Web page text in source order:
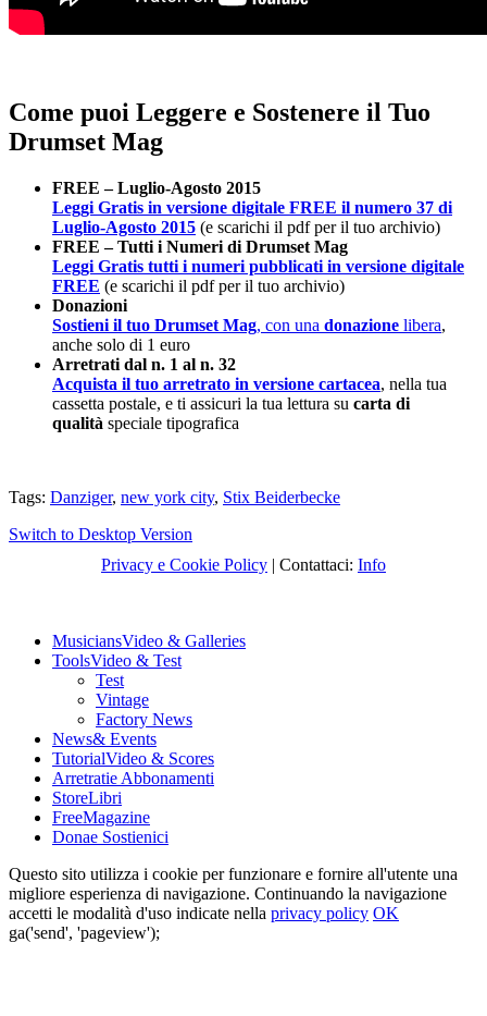
Come puoi Leggere e Sostenere il Tuo
Drumset Mag
FREE – Luglio-Agosto 2015
Leggi Gratis in versione digitale FREE il numero 37 di
Luglio-Agosto 2015 (e scarichi il pdf per il tuo archivio)
FREE – Tutti i Numeri di Drumset Mag
Leggi Gratis tutti i numeri pubblicati in versione digitale
FREE (e scarichi il pdf per il tuo archivio)
Donazioni
Sostieni il tuo Drumset Mag, con una donazione libera,
anche solo di 1 euro
Arretrati dal n. 1 al n. 32
Acquista il tuo arretrato in versione cartacea, nella tua
cassetta postale, e ti assicuri la tua lettura su carta di
qualità speciale tipografica
Tags: Danziger, new york city, Stix Beiderbecke
Switch to Desktop Version
Privacy e Cookie Policy | Contattaci: Info
MusiciansVideo & Galleries
ToolsVideo & Test
Test
Vintage
Factory News
News& Events
TutorialVideo & Scores
Arretratie Abbonamenti
StoreLibri
FreeMagazine
Donae Sostienici
Questo sito utilizza i cookie per funzionare e fornire all'utente una
migliore esperienza di navigazione. Continuando la navigazione
accetti le modalità d'uso indicate nella privacy policy OK
ga('send', 'pageview');